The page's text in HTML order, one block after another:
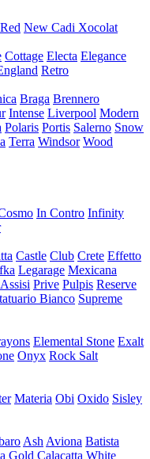
New Cadi Xocolat
Cottage Electa Elegance
Retro
Braga Brennero
Intense Liverpool Modern
Polaris Portis Salerno Snow
Terra Windsor Wood
In Contro Infinity
Castle Club Crete Effetto
Legarage Mexicana
Prive Pulpis Reserve
Bianco Supreme
Elemental Stone Exalt
Onyx Rock Salt
Materia Obi Oxido Sisley
Ash Aviona Batista
Gold Calacatta White